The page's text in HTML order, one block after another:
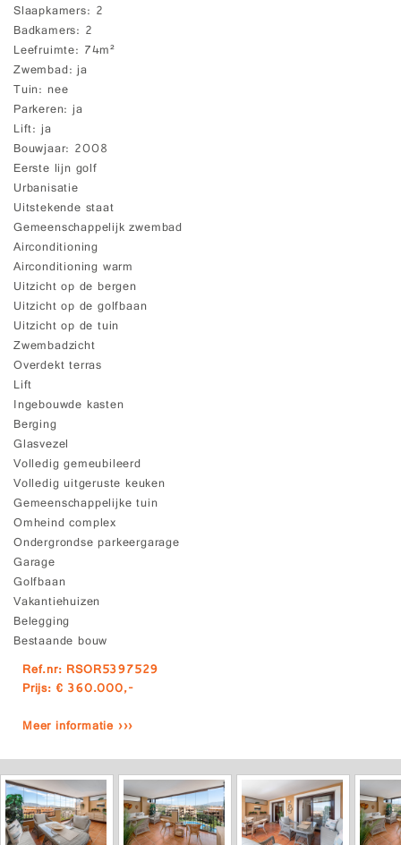
Slaapkamers 2
Badkamers 2
Leefruimte 74m²
Zwembad ja
Tuin nee
Parkeren ja
Lift ja
Bouwjaar 2008
Eerste lijn golf
Urbanisatie
Uitstekende staat
Gemeenschappelijk zwembad
Airconditioning
Airconditioning warm
Uitzicht op de bergen
Uitzicht op de golfbaan
Uitzicht op de tuin
Zwembadzicht
Overdekt terras
Lift
Ingebouwde kasten
Berging
Glasvezel
Volledig gemeubileerd
Volledig uitgeruste keuken
Gemeenschappelijke tuin
Omheind complex
Ondergrondse parkeergarage
Garage
Golfbaan
Vakantiehuizen
Belegging
Bestaande bouw
Ref.nr: RSOR5397529
Prijs: € 360.000,-
Meer informatie ›››